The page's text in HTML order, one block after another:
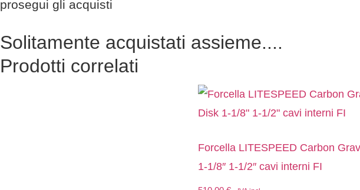
prosegui gli acquisti
Solitamente acquistati assieme....
Prodotti correlati
Forcella LITESPEED Carbon
1-1/8″ 1-1/2″ cavi interni FI